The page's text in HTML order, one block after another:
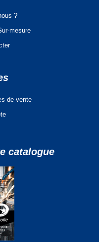
?
mesure
de vente
catalogue